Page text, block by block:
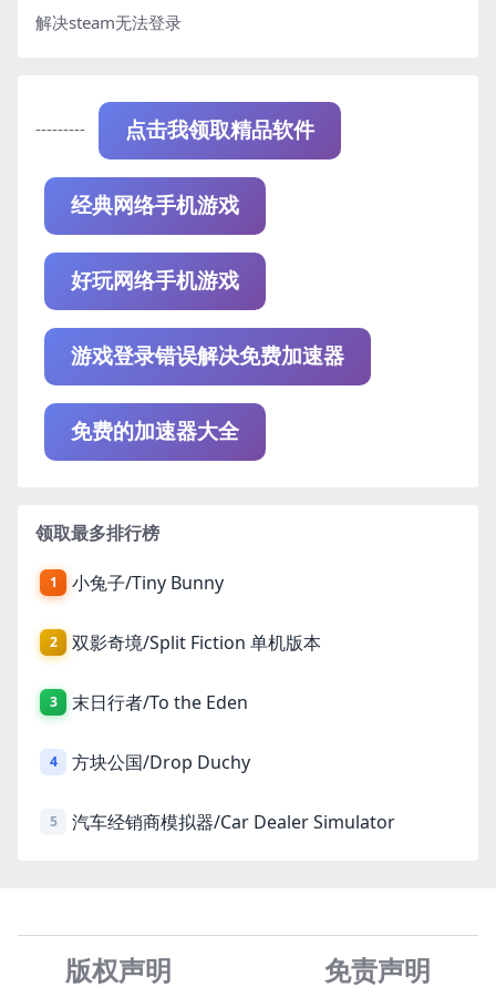
解决steam无法登录
--------- 点击我领取精品软件
经典网络手机游戏
好玩网络手机游戏
游戏登录错误解决免费加速器
免费的加速器大全
领取最多排行榜
1 小兔子/Tiny Bunny
2 双影奇境/Split Fiction 单机版本
3 末日行者/To the Eden
4 方块公国/Drop Duchy
5 汽车经销商模拟器/Car Dealer Simulator
版权声明 免责声明